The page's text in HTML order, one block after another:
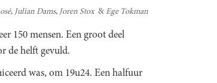
Julian Dams Joren Stox Ege Tokman
150 mensen. Een groot deel
de helft gevuld.
was, om 19u24. Een halfuur